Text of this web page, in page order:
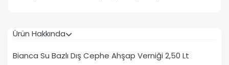
Ürün Hakkında
Bianca Su Bazlı Dış Cephe Ahşap Verniği 2,50 Lt